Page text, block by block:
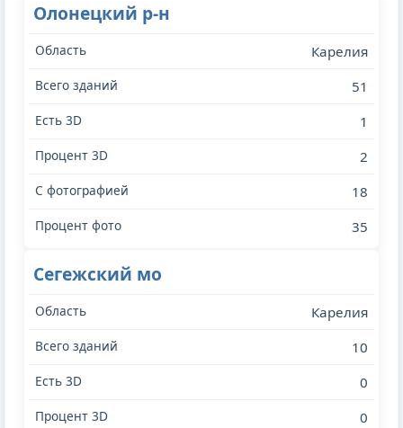
Олонецкий р-н
Карелия
51
1
2
18
35
Сегежский мо
Карелия
10
0
0